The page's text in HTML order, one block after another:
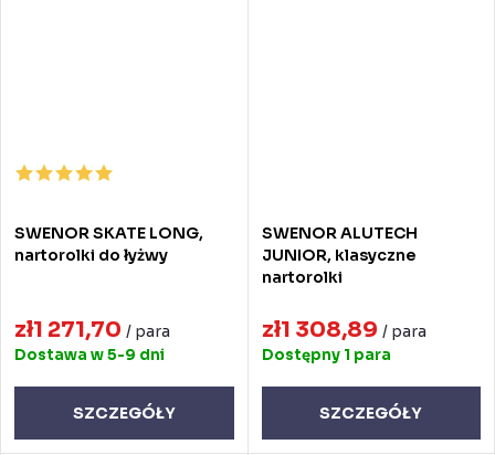
SWENOR SKATE LONG,
nartorolki do łyżwy
zł1 271,70 / para
Dostawa w 5-9 dni
SZCZEGÓŁY
SWENOR ALUTECH
JUNIOR, klasyczne
nartorolki
zł1 308,89 / para
Dostępny 1 para
SZCZEGÓŁY